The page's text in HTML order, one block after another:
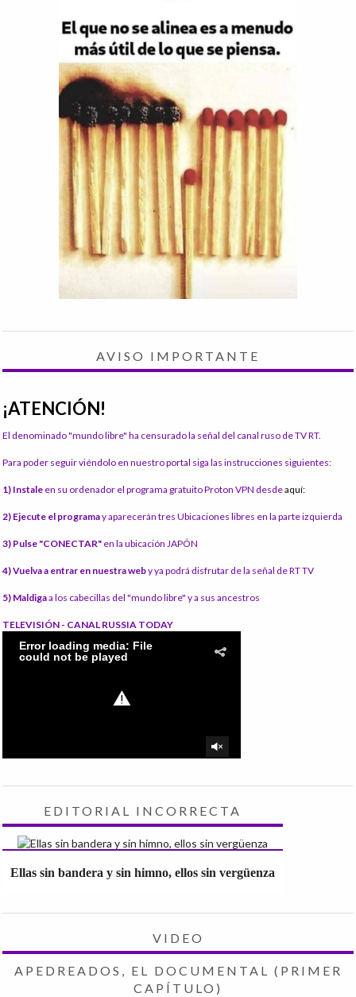
AVISO IMPORTANTE
¡ATENCIÓN!
El denominado "mundo libre" ha censurado la señal del canal ruso de TV RT.
Para poder seguir viéndolo en nuestro portal siga las instrucciones siguientes:
1) Instale en su ordenador el programa gratuito Proton VPN desdeaquí:
2) Ejecute el programay aparecerán tres Ubicaciones libres en la parte izquierda
3) Pulse "CONECTAR" en la ubicación JAPÓN
4) Vuelva a entrar en nuestra weby ya podrá disfrutar de la señal de RT TV
5) Maldigaa los cabecillas del "mundo libre" y a sus ancestros
TELEVISIÓN - CANAL RUSSIA TODAY
EDITORIAL INCORRECTA
Ellas sin bandera y sin himno, ellos sin vergüenza
VIDEO
APEDREADOS, EL DOCUMENTAL (PRIMER
CAPÍTULO)